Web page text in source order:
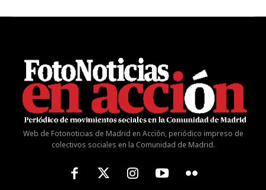
Web de Fotonoticias de Madrid en Acción, periódico impreso de
colectivos sociales en la Comunidad de Madrid.